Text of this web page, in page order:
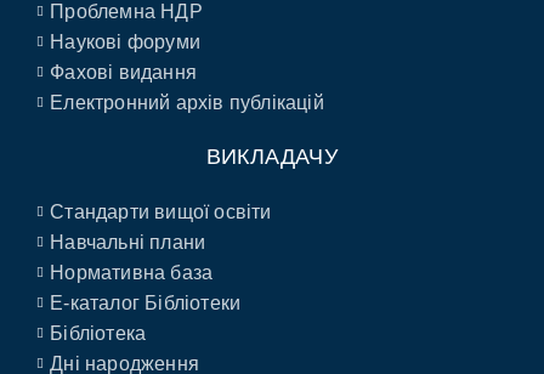
Проблемна НДР
Наукові форуми
Фахові видання
Електронний архів публікацій
ВИКЛАДАЧУ
Стандарти вищої освіти
Навчальні плани
Нормативна база
E-каталог Бібліотеки
Бібліотека
Дні народження